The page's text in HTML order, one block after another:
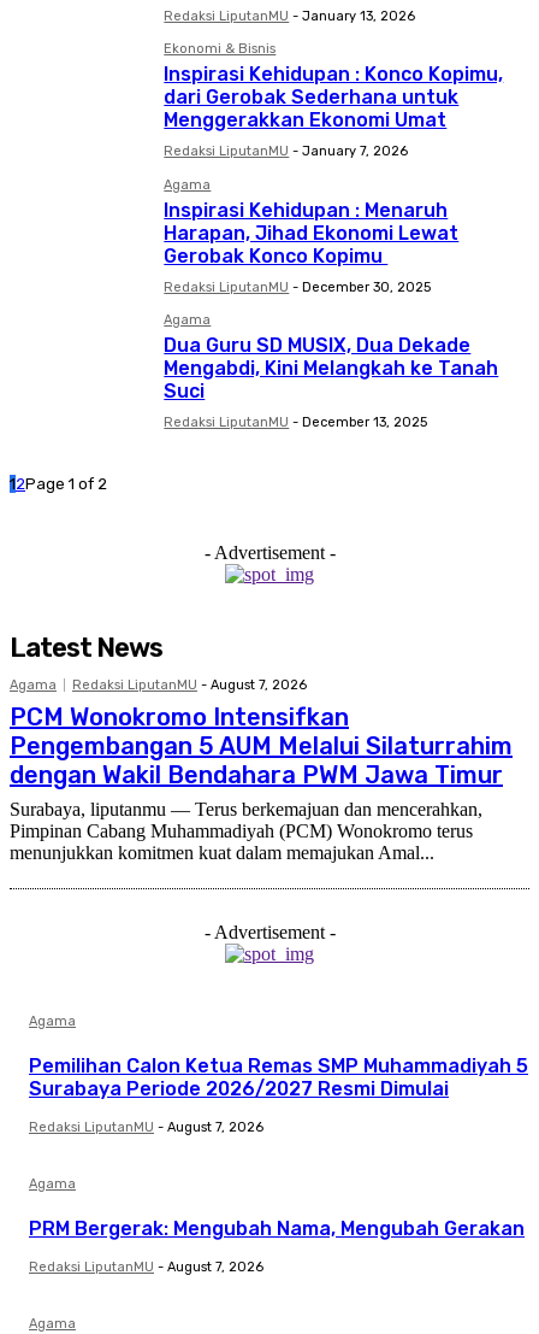
Redaksi LiputanMU - January 13, 2026
Ekonomi & Bisnis
Inspirasi Kehidupan : Konco Kopimu,
dari Gerobak Sederhana untuk
Menggerakkan Ekonomi Umat
Redaksi LiputanMU - January 7, 2026
Agama
Inspirasi Kehidupan : Menaruh
Harapan, Jihad Ekonomi Lewat
Gerobak Konco Kopimu
Redaksi LiputanMU - December 30, 2025
Agama
Dua Guru SD MUSIX, Dua Dekade
Mengabdi, Kini Melangkah ke Tanah
Suci
Redaksi LiputanMU - December 13, 2025
12Page 1 of 2
- Advertisement -
Latest News
Agama Redaksi LiputanMU - August 7, 2026
PCM Wonokromo Intensifkan
Pengembangan 5 AUM Melalui Silaturrahim
dengan Wakil Bendahara PWM Jawa Timur
Surabaya, liputanmu — Terus berkemajuan dan mencerahkan,
Pimpinan Cabang Muhammadiyah (PCM) Wonokromo terus
menunjukkan komitmen kuat dalam memajukan Amal...
- Advertisement -
Agama
Pemilihan Calon Ketua Remas SMP Muhammadiyah 5
Surabaya Periode 2026/2027 Resmi Dimulai
Redaksi LiputanMU - August 7, 2026
Agama
PRM Bergerak: Mengubah Nama, Mengubah Gerakan
Redaksi LiputanMU - August 7, 2026
Agama